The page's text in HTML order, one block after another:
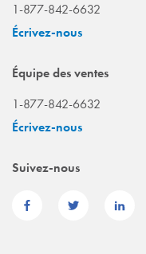
1-877-842-6632
Écrivez-nous
Équipe des ventes
1-877-842-6632
Écrivez-nous
Suivez-nous